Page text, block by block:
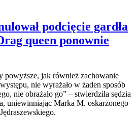
podcięcie gardła
queen ponownie
powyższe, jak również zachowanie
nie wyrażało w żaden sposób
nie obrażało go” – stwierdziła sędzia
uniewinniając Marka M. oskarżonego